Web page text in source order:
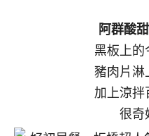
阿群酸
黑板上
豬肉片淋
加上涼拌
很奇